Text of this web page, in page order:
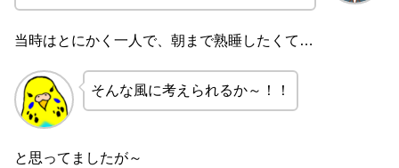
当時はとにかく一人で、朝まで熟睡したくて…
そんな風に考えられるか～！！
と思ってましたが～